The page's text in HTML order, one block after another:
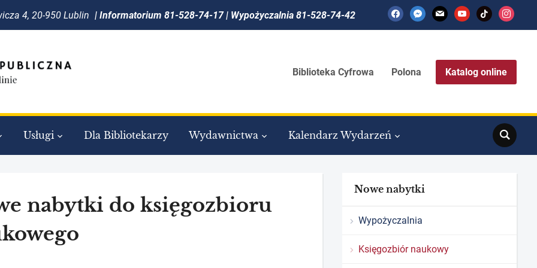
facebookmessenger
mail youtubetiktok instagram
4, 20-950 Lublin | Informatorium 81-528-74-17 | Wypożyczalnia 81-528-74-42
Biblioteka Cyfrowa Polona Katalog online
Usługi Dla Bibliotekarzy Wydawnictwa Kalendarz Wydarzeń Search
nabytki do księgozbioru
Nowe nabytki
Wypożyczalnia
Księgozbiór naukowy